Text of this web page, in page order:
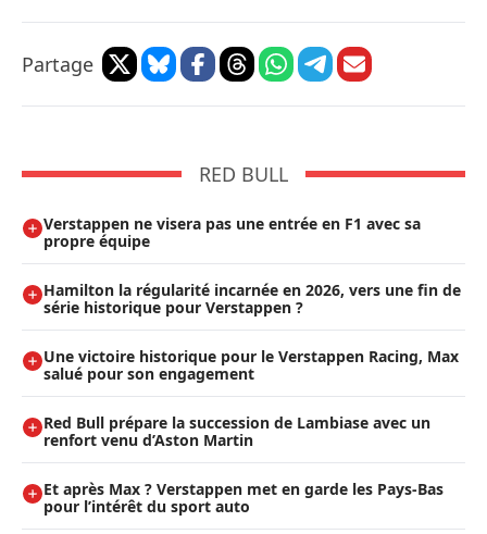
Partage
RED BULL
Verstappen ne visera pas une entrée en F1 avec sa
propre équipe
Hamilton la régularité incarnée en 2026, vers une fin de
série historique pour Verstappen ?
Une victoire historique pour le Verstappen Racing, Max
salué pour son engagement
Red Bull prépare la succession de Lambiase avec un
renfort venu d’Aston Martin
Et après Max ? Verstappen met en garde les Pays-Bas
pour l’intérêt du sport auto